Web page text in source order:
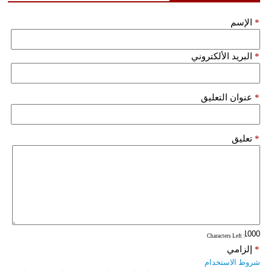
الإسم *
البريد الألكتروني *
عنوان التعليق *
تعليق *
: Characters Left
إلزامي *
شروط الاستخدام